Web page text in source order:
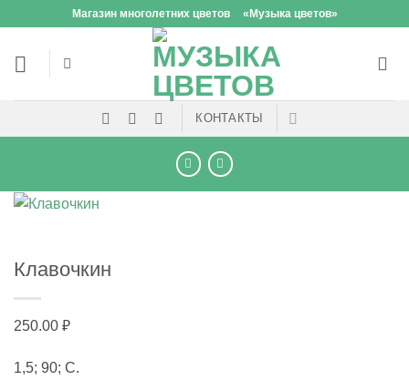
content
Магазин многолетних цветов «Музыка цветов»
КОНТАКТЫ
Клавочкин
250.00 ₽
1,5; 90; С.